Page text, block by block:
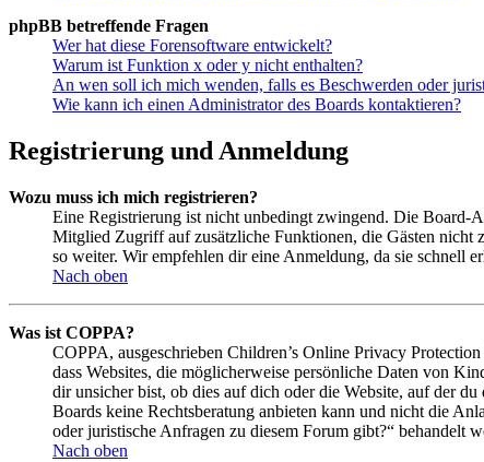
phpBB betreffende Fragen
Wer hat diese Forensoftware entwickelt?
Warum ist Funktion x oder y nicht enthalten?
An wen soll ich mich wenden, falls es Beschwerden oder
Wie kann ich einen Administrator des Boards kontaktieren?
Registrierung und Anmeldung
Wozu muss ich mich registrieren?
Eine Registrierung ist nicht unbedingt zwingend. Die Board-
Mitglied Zugriff auf zusätzliche Funktionen, die Gästen nicht
so weiter. Wir empfehlen dir eine Anmeldung, da sie schnell
Nach oben
Was ist COPPA?
COPPA, ausgeschrieben Children’s Online Privacy
dass Websites, die möglicherweise persönliche Daten von
dir unsicher bist, ob dies auf dich oder die Website, auf der
Boards keine Rechtsberatung anbieten kann und nicht die
oder juristische Anfragen zu diesem Forum gibt?“ behandelt
Nach oben